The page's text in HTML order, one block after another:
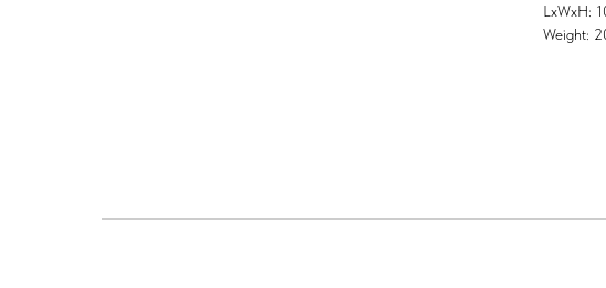
LxWxH:
Weight: